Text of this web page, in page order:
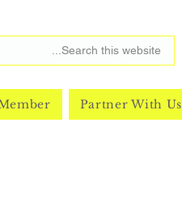
Partner With Us